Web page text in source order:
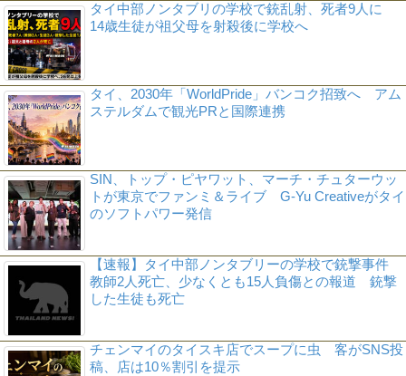
タイ中部ノンタブリの学校で銃乱射、死者9人に
14歳生徒が祖父母を射殺後に学校へ
タイ、2030年「WorldPride」バンコク招致へ アム
ステルダムで観光PRと国際連携
SIN、トップ・ピヤワット、マーチ・チュターウッ
トが東京でファンミ＆ライブ G-Yu Creativeがタイ
のソフトパワー発信
【速報】タイ中部ノンタブリーの学校で銃撃事件
教師2人死亡、少なくとも15人負傷との報道 銃撃
した生徒も死亡
チェンマイのタイスキ店でスープに虫 客がSNS投
稿、店は10％割引を提示